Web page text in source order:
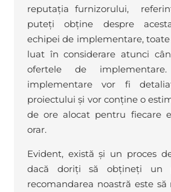
reputația furnizorului,
puteți obține despre
echipei de implementare,
luat în considerare atunci
ofertele de
implementare vor fi
proiectului și vor conține o
de ore alocat pentru fiecare
orar.
Evident, există și un proces
dacă doriți să obțineți un
recomandarea noastră este